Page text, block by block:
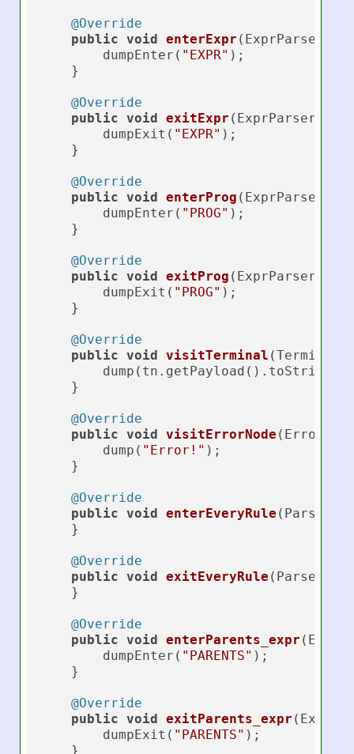
@Override
public void enterExpr
        dumpEnter(
"EXPR" );
    }
@Override
public void exitExpr
        dumpExit(
"EXPR" );
    }
@Override
public void enterProg
        dumpEnter(
"PROG" );
    }
@Override
public void exitProg
        dumpExit(
"PROG" );
    }
@Override
public void visitTerminal
    }
@Override
public void visitErrorNode
        dump(
"Error!" );
    }
@Override
public void enterEveryRule
    }
@Override
public void exitEveryRule
    }
@Override
public void enterParents_expr
        dumpEnter(
"PARENTS" );
    }
@Override
public void exitParents_expr
        dumpExit(
"PARENTS" );
    }